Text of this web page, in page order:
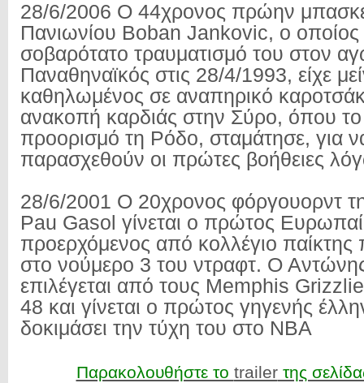
28/6/2006 Ο 44χρονος πρώην
Πανιωνίου Boban Jankovic, ο οποίος
σοβαρότατο τραυματισμό του στον
Παναθηναϊκός στις 28/4/1993, είχε
καθηλωμένος σε αναπηρικό
ανακοπή καρδιάς στην Σύρο, όπου
προορισμό τη Ρόδο, σταμάτησε, για
παρασχεθούν οι πρώτες βοήθειες
28/6/2001 Ο 20χρονος φόργουορντ
Pau Gasol γίνεται ο πρώτος
προερχόμενος από κολλέγιο παίκτης
στο νούμερο 3 του ντραφτ. Ο
επιλέγεται από τους Memphis
48 και γίνεται ο πρώτος γηγενής
δοκιμάσει την τύχη του στο ΝΒΑ
Παρακολουθήστε το trailerτης